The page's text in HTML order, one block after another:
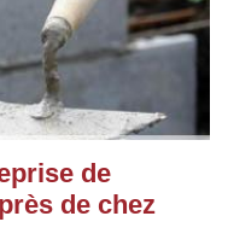
de
de chez